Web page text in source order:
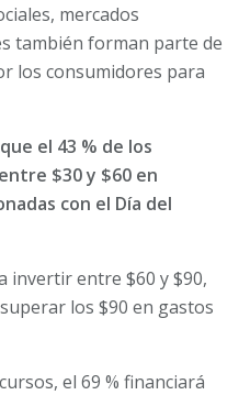
mercados
también forman parte de
los consumidores para
el 43 % de los
$30 y $60 en
con el Día del
invertir entre $60 y $90,
los $90 en gastos
el 69 % financiará